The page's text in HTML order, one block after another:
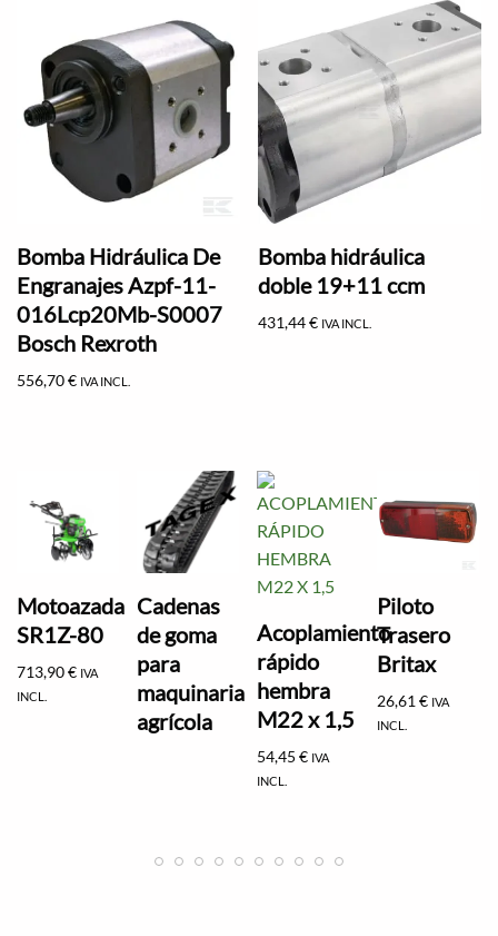
Bomba Hidráulica De
Engranajes Azpf-11-
016Lcp20Mb-S0007
Bosch Rexroth
556,70€ IVA INCL.
Bomba hidráulica
doble 19+11 ccm
431,44€ IVA INCL.
Motoazada
SR1Z-80
713,90€ IVA
INCL.
Cadenas
de goma
para
maquinaria
agrícola
Acoplamiento
rápido
hembra
M22 x 1,5
54,45€ IVA
INCL.
Piloto
Trasero
Britax
26,61€ IVA
INCL.